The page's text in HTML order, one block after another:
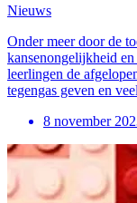
Nieuws
Onder meer door de
kansenongelijkheid
leerlingen de
tegengas geven en
8 november